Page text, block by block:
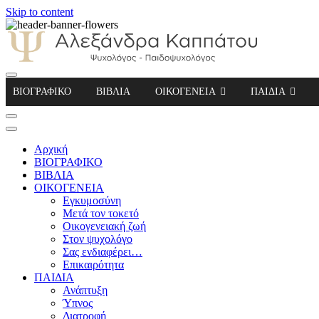
Skip to content
Αλεξάνδρα Καππάτου Ψυχολόγος –
ΒΙΟΓΡΑΦΙΚΟ ΒΙΒΛΙΑ ΟΙΚΟΓΕΝΕΙΑ ΠΑΙΔΙΑ
Αρχική
ΒΙΟΓΡΑΦΙΚΟ
ΒΙΒΛΙΑ
ΟΙΚΟΓΕΝΕΙΑ
Εγκυμοσύνη
Μετά τον τοκετό
Οικογενειακή ζωή
Στον ψυχολόγο
Σας ενδιαφέρει…
Επικαιρότητα
ΠΑΙΔΙΑ
Ανάπτυξη
Ύπνος
Διατροφή